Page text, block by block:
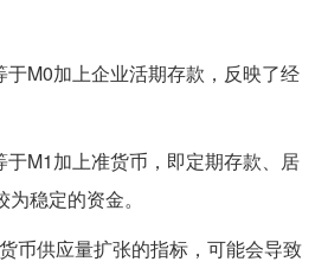
于M0加上企业活期存款，反映了经
于M1加上准货币，即定期存款、居
稳定的资金。
币供应量扩张的指标，可能会导致